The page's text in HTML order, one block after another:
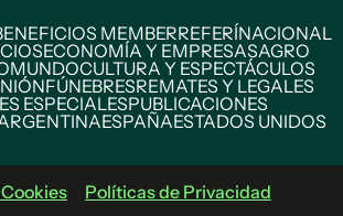
MEMBERREFERÍNACIONAL
ECONOMÍA Y EMPRESASAGRO
MUNDOCULTURA Y ESPECTÁCULOS
FÚNEBRESREMATES Y LEGALES
ESPECIALESPUBLICACIONES
ESPAÑAESTADOS UNIDOS
Políticas de Privacidad